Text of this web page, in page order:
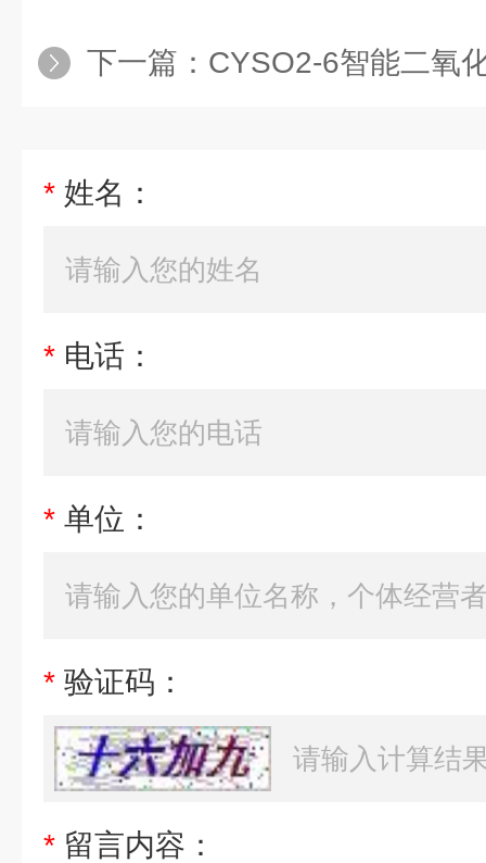
下一篇： CYSO2-6智能二氧化硫蒸馏
* 姓名：
* 电话：
* 单位：
* 验证码：
* 留言内容：